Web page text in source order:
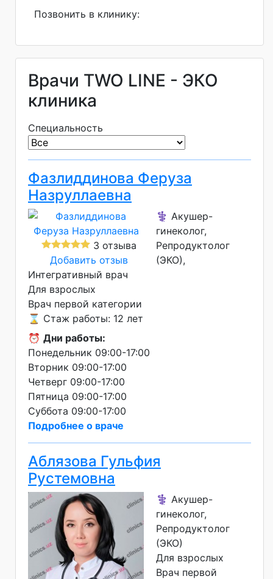
Позвонить в клинику:
Врачи TWO LINE - ЭКО
клиника
Специальность
Фазлиддинова Феруза
Назруллаевна
3 отзыва
Добавить отзыв
⚕️ Акушер-
гинеколог,
Репродуктолог
(ЭКО),
Интегративный врач
Для взрослых
Врач первой категории
⌛ Стаж работы: 12 лет
⏰ Дни работы:
Понедельник 09:00-17:00
Вторник 09:00-17:00
Четверг 09:00-17:00
Пятница 09:00-17:00
Суббота 09:00-17:00
Подробнее о враче
Аблязова Гульфия
Рустемовна
⚕️ Акушер-
гинеколог,
Репродуктолог
(ЭКО)
Для взрослых
Врач первой